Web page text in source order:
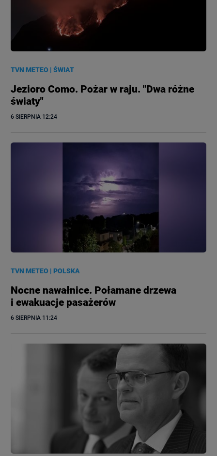
TVN METEO |ŚWIAT
Jezioro Como. Pożar w raju. "Dwa różne
światy"
6 SIERPNIA 12:24
TVN METEO |POLSKA
Nocne nawałnice. Połamane drzewa
i ewakuacje pasażerów
6 SIERPNIA 11:24